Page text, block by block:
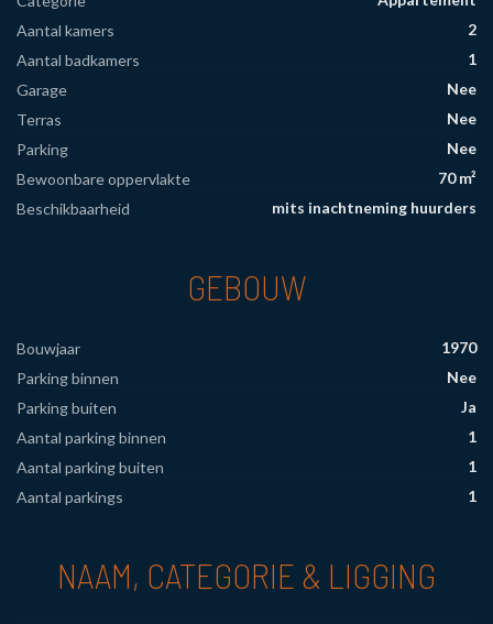
Aantal kamers
2
Aantal badkamers
1
Garage
Nee
Terras
Nee
Parking
Nee
Bewoonbare oppervlakte
70 m²
Beschikbaarheid
mits inachtneming huurders
GEBOUW
Bouwjaar
1970
Parking binnen
Nee
Parking buiten
Ja
Aantal parking binnen
1
Aantal parking buiten
1
Aantal parkings
1
NAAM, CATEGORIE & LIGGING